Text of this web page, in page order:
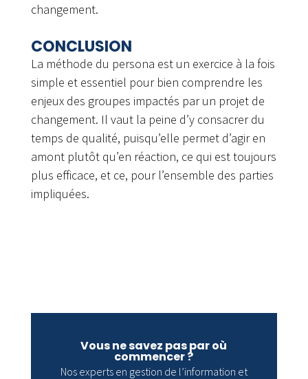
changement.
CONCLUSION
La méthode du persona est un exercice à la fois
simple et essentiel pour bien comprendre les
enjeux des groupes impactés par un projet de
changement. Il vaut la peine d’y consacrer du
temps de qualité, puisqu’elle permet d’agir en
amont plutôt qu’en réaction, ce qui est toujours
plus efficace, et ce, pour l’ensemble des parties
impliquées.
Vous ne savez pas par où
commencer ?
Nos experts en gestion de l’information et